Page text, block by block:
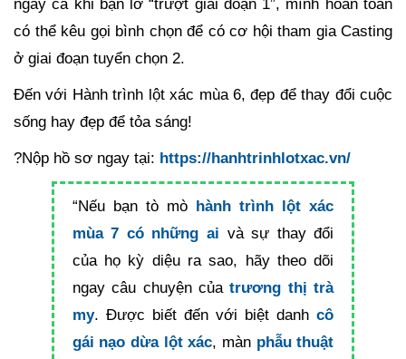
ngay cả khi bạn lỡ “trượt giai đoạn 1”, mình hoàn toàn
có thể kêu gọi bình chọn để có cơ hội tham gia Casting
ở giai đoạn tuyển chọn 2.
Đến với Hành trình lột xác mùa 6, đẹp để thay đổi cuộc
sống hay đẹp để tỏa sáng!
?Nộp hồ sơ ngay tại: https://hanhtrinhlotxac.vn/
“Nếu bạn tò mò hành trình lột xác
mùa 7 có những ai và sự thay đổi
của họ kỳ diệu ra sao, hãy theo dõi
ngay câu chuyện củatrương thị trà
my. Được biết đến với biệt danhcô
gái nạo dừa lột xác, màn phẫu thuật